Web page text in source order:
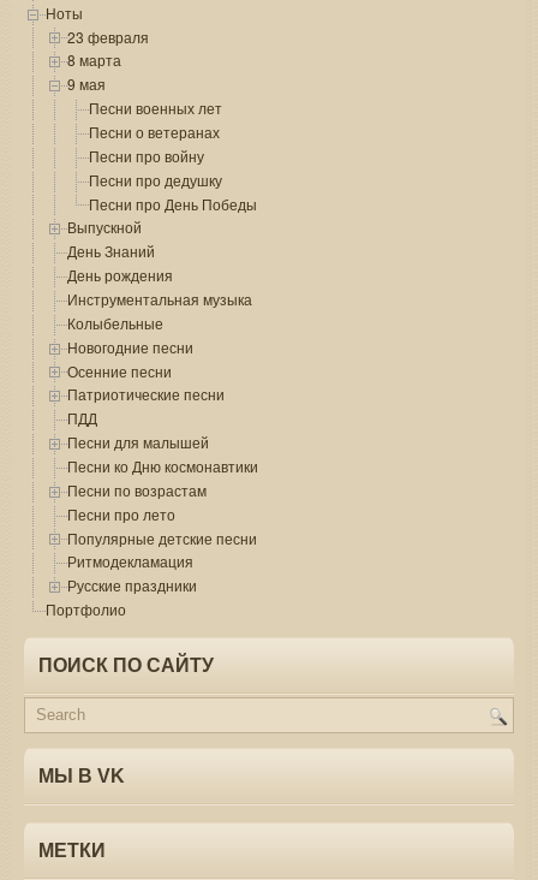
Ноты
23 февраля
8 марта
9 мая
Песни военных лет
Песни о ветеранах
Песни про войну
Песни про дедушку
Песни про День Победы
Выпускной
День Знаний
День рождения
Инструментальная музыка
Колыбельные
Новогодние песни
Осенние песни
Патриотические песни
ПДД
Песни для малышей
Песни ко Дню космонавтики
Песни по возрастам
Песни про лето
Популярные детские песни
Ритмодекламация
Русские праздники
Портфолио
ПОИСК ПО САЙТУ
МЫ В VK
МЕТКИ